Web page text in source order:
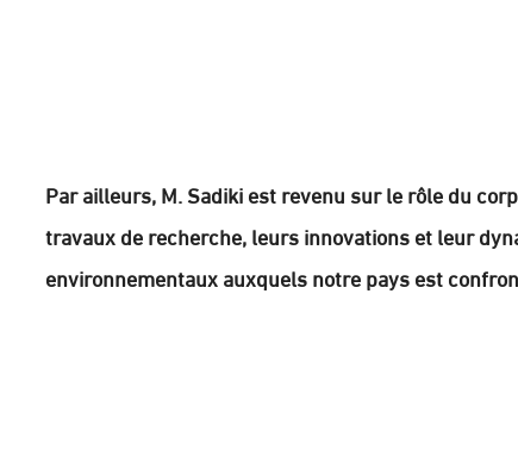
Par ailleurs, M. Sadiki est revenu sur le rôle du
travaux de recherche, leurs innovations et leur
environnementaux auxquels notre pays est